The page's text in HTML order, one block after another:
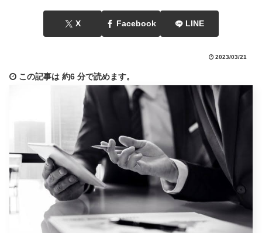
X Facebook LINE
2023/03/21
この記事は 約6 分で読めます。